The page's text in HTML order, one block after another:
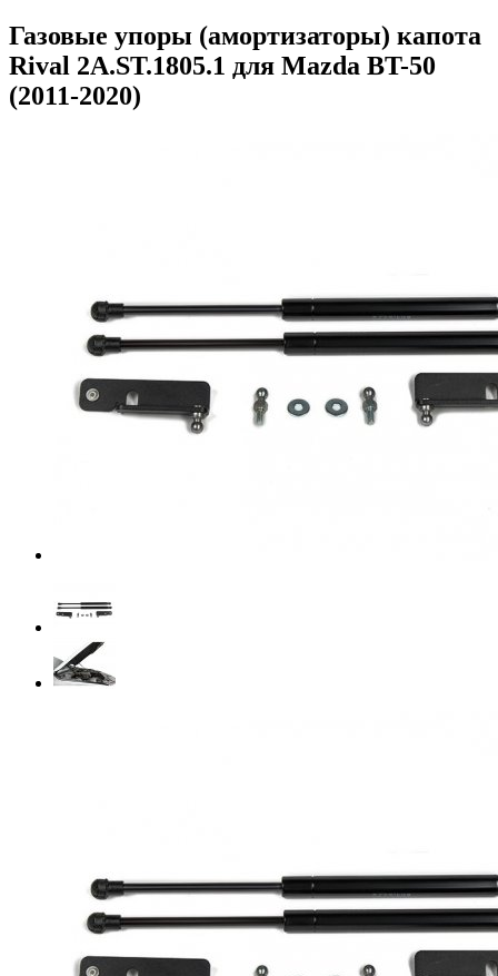
Газовые упоры (амортизаторы) капота
Rival 2A.ST.1805.1 для Mazda BT-50
(2011-2020)